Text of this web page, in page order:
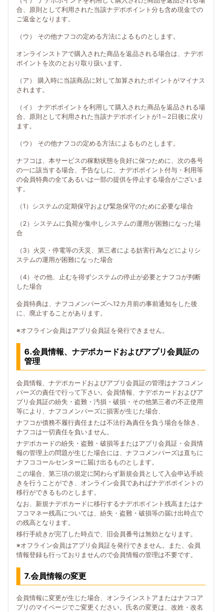
合、原則として利用された当該ナデポポイント分も含め現金での
ご返金となります。
（ウ） その他ナフコの定める方法によるものとします。
オンラインストアで購入された商品を返品される場合は、ナデポ
ポイントを次のとおり取り扱います。
（ア） 購入時に当該商品に対して加算されたポイントがマイナス
されます。
（イ） ナデポポイントを利用して購入された商品を返品される場
合、原則として利用された当該ナデポポイントが1～2日後に戻り
ます。
（ウ） その他ナフコの定める方法によるものとします。
ナフコは、本サービスの稼動状態を良好に保つために、次の各号
の一に該当する場合、予告なしに、ナデポポイント付与・利用等
の会員特典の全てあるいは一部の提供を停止する場合がございま
す。
（1）システムの定期保守および緊急保守のために必要な場合
（2）システムに負荷が集中しシステムの運用が困難になった場
合
（3）火災・停電等の天災、第三者による妨害行為などによりシ
ステムの運用が困難になった場合
（4）その他、止むを得ずシステムの停止が必要とナフコが判断
した場合
会員特典は、ナフコメンバーズへ12カ月前の事前通知をした後
に、廃止することがあります。
※オフライン会員はアプリ会員証を発行できません。
6.会員情報、ナデポカードおよびアプリ会員証の
管理
会員情報、ナデポカードおよびアプリ会員証の管理はナフコメン
バーズの責任で行って下さい。会員情報、ナデポカードおよびア
プリ会員証の紛失・盗難・汚損・破損・その他第三者の不正使用
等により、ナフコメンバーズに損害が生じた場合、
ナフコが債務不履行責任または不法行為責任を負う場合を除き、
ナフコは一切責任を負いません。
ナデポカードの紛失・盗難・破損等またはアプリ会員証・会員情
報の管理上の問題が生じた場合には、ナフコメンバーズは直ちに
ナフココールセンターに届け出るものとします。
この場合、第三項の規定に関わらず新規会員として入会申込手続
きを行うことができ、オンライン会員であればナデポポイントの
移行ができるものとします。
なお、新規ナデポカードに移行するナデポポイント残高またはナ
フコマネー残高については、紛失・盗難・破損等の届け出時点で
の残高となります。
移行手続きが完了した時点で、旧会員番号は無効となります。
※オフライン会員はアプリ会員証を発行できません。また、会員
情報登録も行っておりませんので会員情報の管理は不要です。
7.会員情報の変更
会員情報に変更が生じた場合、オンラインストアまたはナフコア
プリのマイページでご変更ください。氏名の変更は、改姓・改名